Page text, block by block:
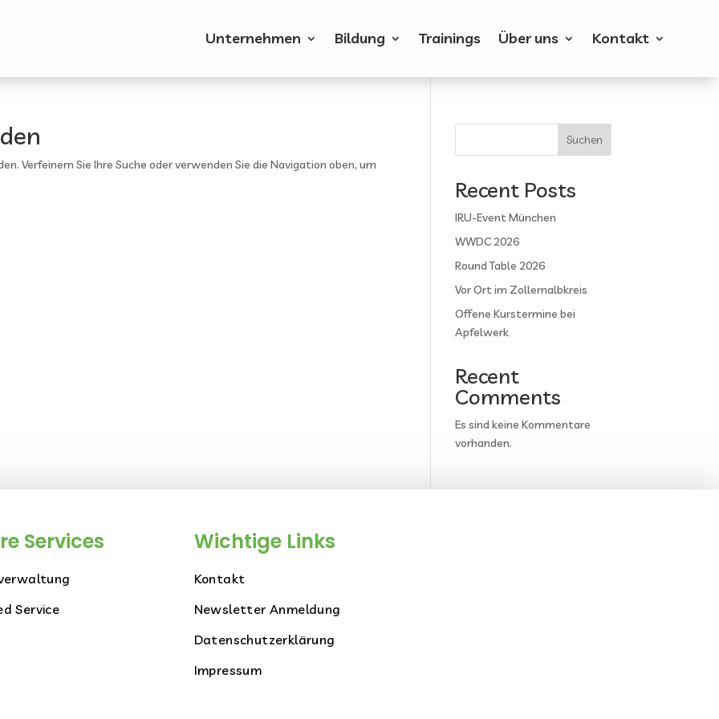
Unternehmen Bildung Trainings Über uns Kontakt
Verfeinern Sie Ihre Suche oder verwenden Sie die Navigation oben, um
Suchen
Recent Posts
IRU-Event München
WWDC 2026
Round Table 2026
Vor Ort im Zollernalbkreis
Offene Kurstermine bei
Apfelwerk
Recent
Comments
Es sind keine Kommentare
vorhanden.
Services
Service
Wichtige Links
Kontakt
Newsletter Anmeldung
Datenschutzerklärung
Impressum